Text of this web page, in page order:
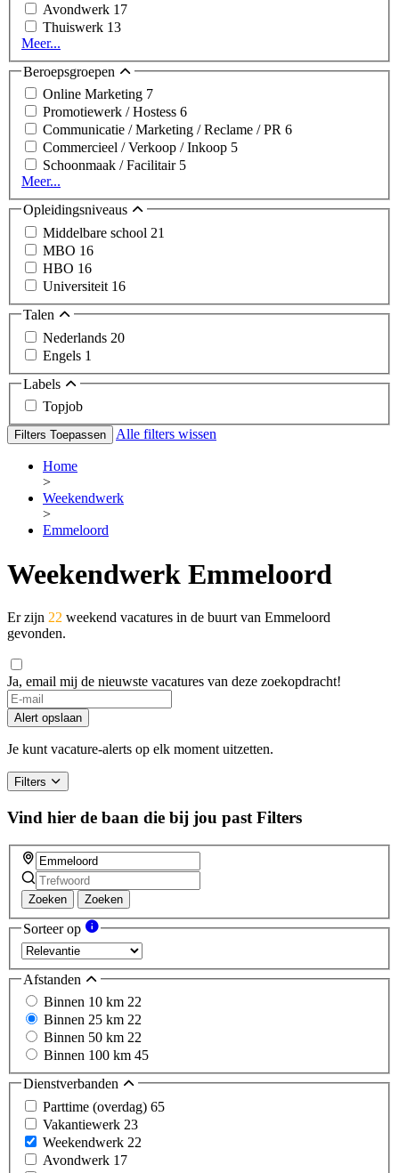
Avondwerk 17
Thuiswerk 13
Meer...
Beroepsgroepen
Online Marketing 7
Promotiewerk / Hostess 6
Communicatie / Marketing / Reclame / PR 6
Commercieel / Verkoop / Inkoop 5
Schoonmaak / Facilitair 5
Meer...
Opleidingsniveaus
Middelbare school 21
MBO 16
HBO 16
Universiteit 16
Talen
Nederlands 20
Engels 1
Labels
Topjob
Filters Toepassen Alle filters wissen
Home
>
Weekendwerk
>
Emmeloord
Weekendwerk Emmeloord
Er zijn 22 weekend vacatures in de buurt van Emmeloord
gevonden.
Ja, email mij de nieuwste vacatures van deze zoekopdracht!
Alert opslaan
Je kunt vacature-alerts op elk moment uitzetten.
Filters
Vind hier de baan die bij jou past Filters
Zoeken Zoeken
Sorteer op
Afstanden
Binnen 10 km 22
Binnen 25 km 22
Binnen 50 km 22
Binnen 100 km 45
Dienstverbanden
Parttime (overdag) 65
Vakantiewerk 23
Weekendwerk 22
Avondwerk 17